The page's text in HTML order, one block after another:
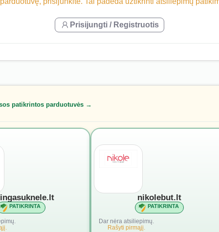
Prisijungti / Registruotis
patikrintos parduotuvės →
PATIKRINTA
nikolebut.lt
PATIKRINTA
Dar nėra atsiliepimų.
Rašyti pirmąjį.